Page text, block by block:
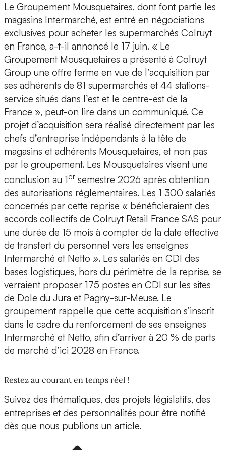
Le Groupement Mousquetaires, dont font partie les
magasins Intermarché, est entré en négociations
exclusives pour acheter les supermarchés Colruyt
en France, a-t-il annoncé le 17 juin. « Le
Groupement Mousquetaires a présenté à Colruyt
Group une offre ferme en vue de l’acquisition par
ses adhérents de 81 supermarchés et 44 stations-
service situés dans l’est et le centre-est de la
France », peut-on lire dans un communiqué. Ce
projet d’acquisition sera réalisé directement par les
chefs d’entreprise indépendants à la tête de
magasins et adhérents Mousquetaires, et non pas
par le groupement. Les Mousquetaires visent une
conclusion au 1er semestre 2026 après obtention
des autorisations réglementaires. Les 1 300 salariés
concernés par cette reprise « bénéficieraient des
accords collectifs de Colruyt Retail France SAS pour
une durée de 15 mois à compter de la date effective
de transfert du personnel vers les enseignes
Intermarché et Netto ». Les salariés en CDI des
bases logistiques, hors du périmètre de la reprise, se
verraient proposer 175 postes en CDI sur les sites
de Dole du Jura et Pagny-sur-Meuse. Le
groupement rappelle que cette acquisition s’inscrit
dans le cadre du renforcement de ses enseignes
Intermarché et Netto, afin d’arriver à 20 % de parts
de marché d’ici 2028 en France.
Restez au courant en temps réel !
Suivez des thématiques, des projets législatifs, des
entreprises et des personnalités pour être notifié
dès que nous publions un article.